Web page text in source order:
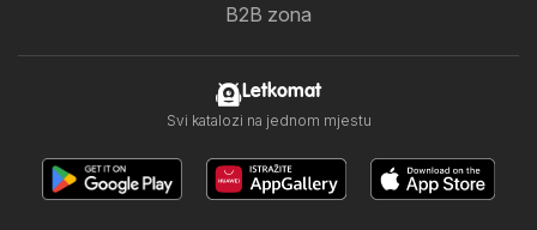
B2B zona
Letkomat
Svi katalozi na jednom mjestu